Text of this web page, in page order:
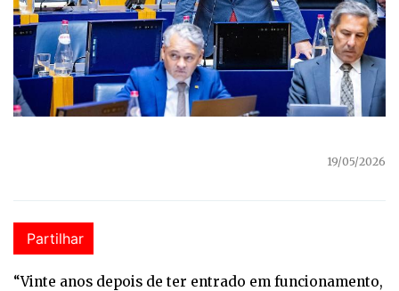
19/05/2026
Partilhar
“Vinte anos depois de ter entrado em funcionamento,